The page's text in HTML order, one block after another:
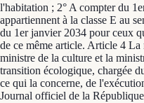
l'habitation ; 2° A compter du
appartiennent à la classe E au
du 1er janvier 2034 pour ceux
de ce même article. Article 4
ministre de la culture et la
transition écologique, chargée
ce qui la concerne, de
Journal officiel de la